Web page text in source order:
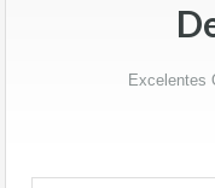
Excelentes